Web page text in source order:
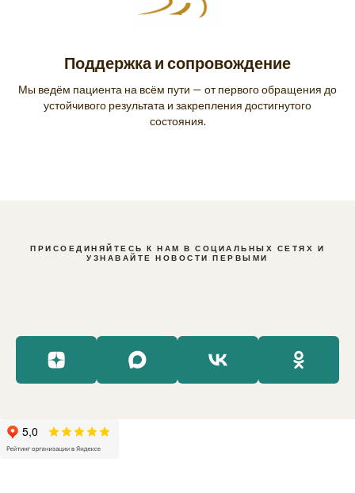
Поддержка и сопровождение
Мы ведём пациента на всём пути — от первого обращения до
устойчивого результата и закрепления достигнутого
состояния.
ПРИСОЕДИНЯЙТЕСЬ К НАМ В СОЦИАЛЬНЫХ СЕТЯХ И
УЗНАВАЙТЕ НОВОСТИ ПЕРВЫМИ